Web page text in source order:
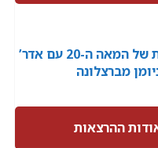
חלוצות האדריכלות של המאה ה-20 עם אדר’
מברצלונה
ההרצאות